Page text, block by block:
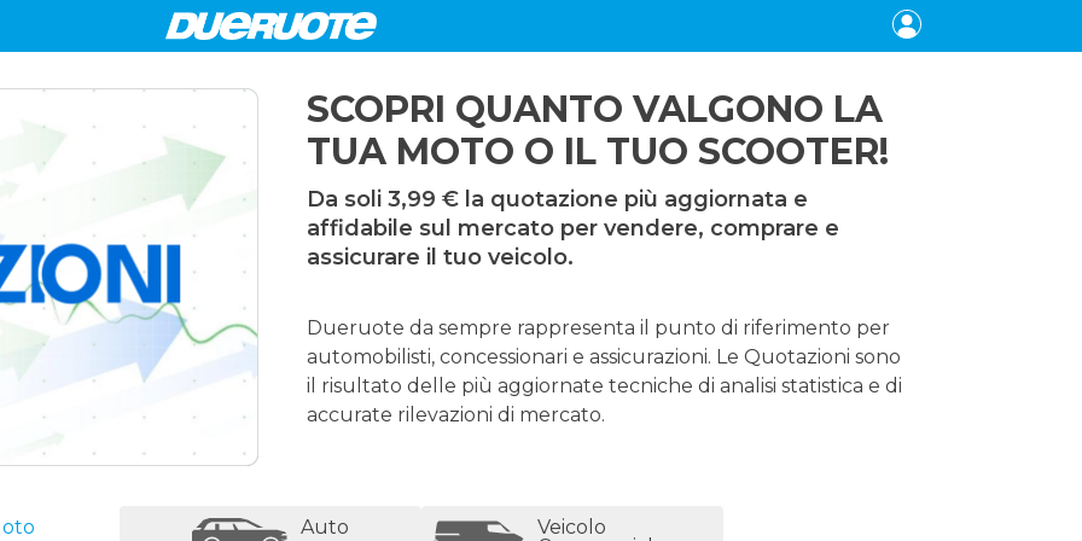
SCOPRI QUANTO VALGONO LA
TUA MOTO O IL TUO SCOOTER!
Da soli 3,99 € la quotazione più aggiornata e
affidabile sul mercato per vendere, comprare e
assicurare il tuo veicolo.
Dueruote da sempre rappresenta il punto di riferimento per
automobilisti, concessionari e assicurazioni. Le Quotazioni sono
il risultato delle più aggiornate tecniche di analisi statistica e di
accurate rilevazioni di mercato.
Auto
Veicolo